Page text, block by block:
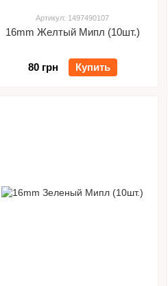
Артикул: 1497490107
16mm Желтый Мипл (10шт.)
80 грн Купить